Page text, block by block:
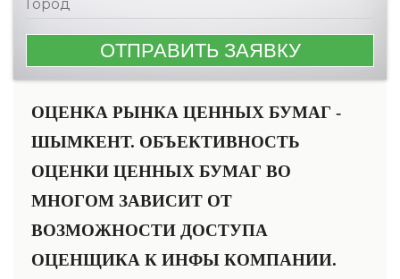
ОЦЕНКА РЫНКА ЦЕННЫХ БУМАГ -
ШЫМКЕНТ. ОБЪЕКТИВНОСТЬ
ОЦЕНКИ ЦЕННЫХ БУМАГ ВО
МНОГОМ ЗАВИСИТ ОТ
ВОЗМОЖНОСТИ ДОСТУПА
ОЦЕНЩИКА К ИНФЫ КОМПАНИИ.